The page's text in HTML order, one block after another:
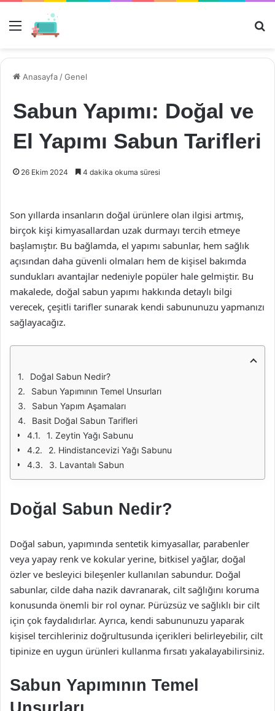
Menü
Anasayfa /Genel
Sabun Yapımı: Doğal ve
El Yapımı Sabun Tarifleri
26 Ekim 2024 4 dakika okuma süresi
Son yıllarda insanların doğal ürünlere olan ilgisi artmış,
birçok kişi kimyasallardan uzak durmayı tercih etmeye
başlamıştır. Bu bağlamda, el yapımı sabunlar, hem sağlık
açısından daha güvenli olmaları hem de kişisel bakımda
sundukları avantajlar nedeniyle popüler hale gelmiştir. Bu
makalede, doğal sabun yapımı hakkında detaylı bilgi
verecek, çeşitli tarifler sunarak kendi sabununuzu yapmanızı
sağlayacağız.
Doğal Sabun Nedir?
Sabun Yapımının Temel Unsurları
Sabun Yapım Aşamaları
Basit Doğal Sabun Tarifleri
1. Zeytin Yağı Sabunu
2. Hindistancevizi Yağı Sabunu
3. Lavantalı Sabun
Doğal Sabun Nedir?
Doğal sabun, yapımında sentetik kimyasallar, parabenler
veya yapay renk ve kokular yerine, bitkisel yağlar, doğal
özler ve besleyici bileşenler kullanılan sabundur. Doğal
sabunlar, cilde daha nazik davranarak, cilt sağlığını koruma
konusunda önemli bir rol oynar. Pürüzsüz ve sağlıklı bir cilt
için çok faydalıdırlar. Ayrıca, kendi sabununuzu yaparak
kişisel tercihleriniz doğrultusunda içerikleri belirleyebilir, cilt
tipinize en uygun ürünleri kullanma fırsatı yakalayabilirsiniz.
Sabun Yapımının Temel